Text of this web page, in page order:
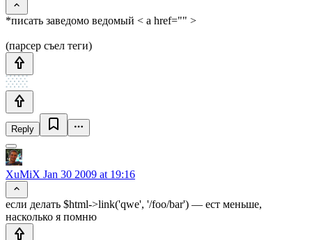
*писать заведомо ведомый < a href="" >
(парсер съел теги)
Reply
XuMiX Jan 30 2009 at 19:16
если делать $html->link('qwe', '/foo/bar') — ест меньше,
насколько я помню